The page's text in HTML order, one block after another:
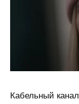
Кабельный